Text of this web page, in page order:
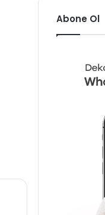
Abone Ol